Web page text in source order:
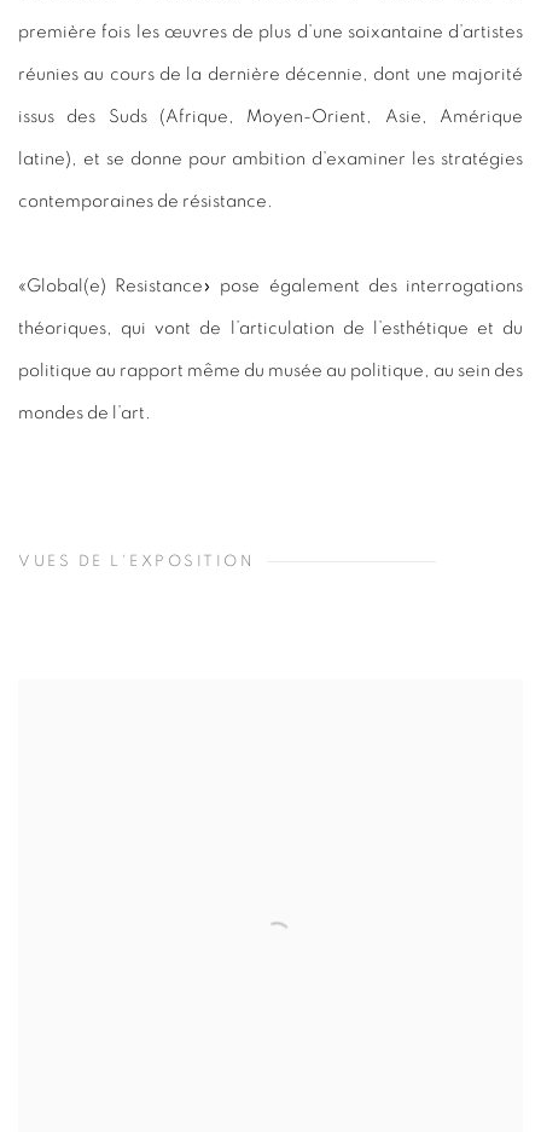
première fois les œuvres de plus d’une soixantaine d’artistes
réunies au cours de la dernière décennie, dont une majorité
issus des Suds (Afrique, Moyen-Orient, Asie, Amérique
latine), et se donne pour ambition d’examiner les stratégies
contemporaines de résistance.
«Global(e) Resistance» pose également des interrogations
théoriques, qui vont de l’articulation de l’esthétique et du
politique au rapport même du musée au politique, au sein des
mondes de l’art.
VUES DE L'EXPOSITION